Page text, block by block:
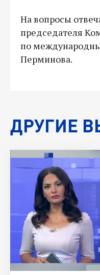
На вопросы
председателя
по
Перминова.
ДРУГИЕ